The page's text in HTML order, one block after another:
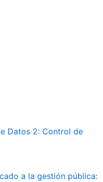
a la gestión pública: